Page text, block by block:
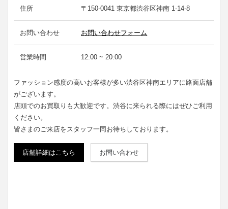
住所 〒150-0041 東京都渋谷区神南 1-14-8
お問い合わせ お問い合わせフォーム
営業時間 12:00 ~ 20:00
ファッション感度の高いお客様が多い渋谷区神南エリアに路面店舗
がございます。
店頭でのお買取りも大歓迎です。渋谷に来られる際にはぜひご利用
ください。
皆さまのご来店をスタッフ一同お待ちしております。
店舗詳細はこちら お問い合わせ